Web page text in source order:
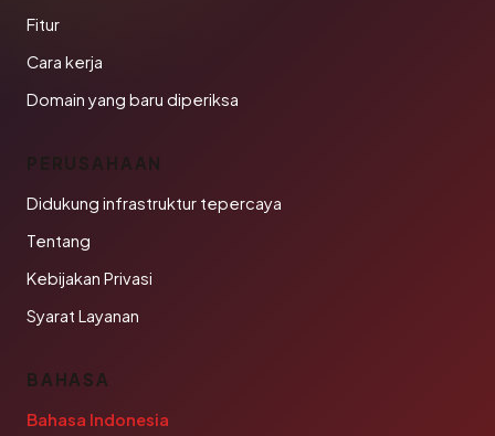
Fitur
Cara kerja
Domain yang baru diperiksa
PERUSAHAAN
Didukung infrastruktur tepercaya
Tentang
Kebijakan Privasi
Syarat Layanan
BAHASA
Bahasa Indonesia